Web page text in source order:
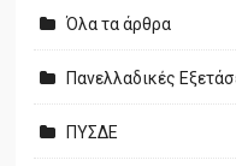
Όλα τα άρθρα
Πανελλαδικές
ΠΥΣΔΕ